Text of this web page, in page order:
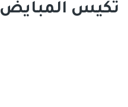
تكيس المبايض